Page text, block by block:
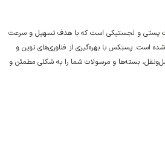
پستی و لجستیکی است که با هدف تسهیل و سرعت
است. پستِکس با بهره‌گیری از فناوری‌های نوین و
بسته‌ها و مرسولات شما را به شکلی مطمئن و